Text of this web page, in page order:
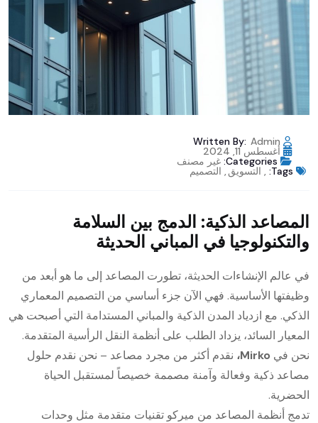
Written By: Admin
أغسطس 11, 2024
Categories: غير مصنف
Tags:
, التسويق , التصميم
المصاعد الذكية: الدمج بين السلامة
والتكنولوجيا في المباني الحديثة
في عالم الإنشاءات الحديثة، تطورت المصاعد إلى ما هو أبعد من
وظيفتها الأساسية. فهي الآن جزء أساسي من التصميم المعماري
الذكي. مع ازدياد المدن الذكية والمباني المستدامة التي أصبحت هي
المعيار السائد، يزداد الطلب على أنظمة النقل الرأسية المتقدمة.
نحن في Mirko، نقدم أكثر من مجرد مصاعد – نحن نقدم حلول
مصاعد ذكية وفعالة وآمنة مصممة خصيصاً لمستقبل الحياة
الحضرية.
تدمج أنظمة المصاعد من ميركو تقنيات متقدمة مثل وحدات